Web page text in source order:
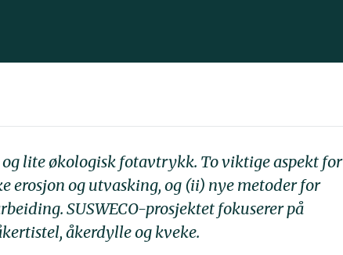
lite økologisk fotavtrykk. To viktige aspekt for
erosjon og utvasking, og (ii) nye metoder for
SUSWECO-prosjektet fokuserer på
åkerdylle og kveke.